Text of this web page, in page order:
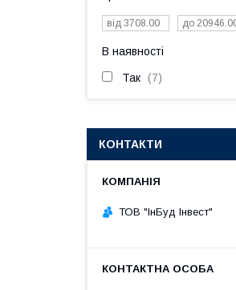
В наявності
Так 7
КОНТАКТИ
ТОВ "ІнБуд Інвест"